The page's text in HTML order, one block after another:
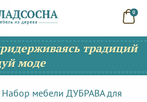
0
традиций
моде
Набор мебели ДУБРАВА для